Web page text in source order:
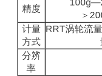
精度
＞
计量
方式
RRT涡轮流
分辨
率